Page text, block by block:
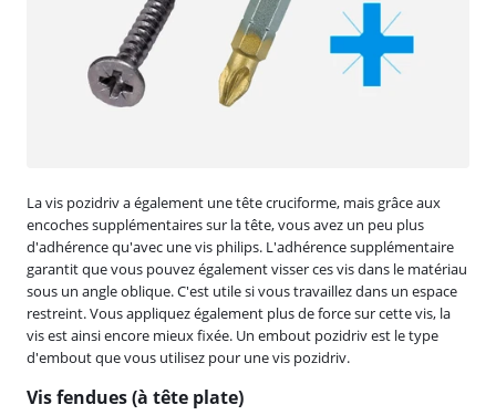
La vis pozidriv a également une tête cruciforme, mais grâce aux
encoches supplémentaires sur la tête, vous avez un peu plus
d'adhérence qu'avec une vis philips. L'adhérence supplémentaire
garantit que vous pouvez également visser ces vis dans le matériau
sous un angle oblique. C'est utile si vous travaillez dans un espace
restreint. Vous appliquez également plus de force sur cette vis, la
vis est ainsi encore mieux fixée. Un embout pozidriv est le type
d'embout que vous utilisez pour une vis pozidriv.
Vis fendues (à tête plate)